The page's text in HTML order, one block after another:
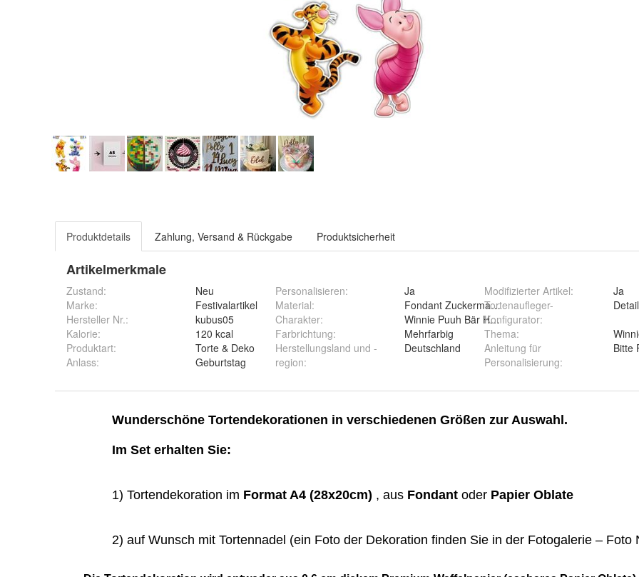
Produktdetails Zahlung, Versand & Rückgabe Produktsicherheit
Artikelmerkmale
Zustand:
Neu
Marke:
Festivalartikel
Hersteller Nr.:
kubus05
Kalorie:
120 kcal
Produktart:
Torte & Deko
Anlass: Geburtstag
Personalisieren:
Ja
Material:
Fondant Zuckermasse Oblate Zuckerpapier
Charakter:
Winnie Puuh Bär Honig Ferkel Tiger Kaninchen Esel
Farbrichtung:
Mehrfarbig
Herstellungsland und -
region:
Deutschland
Modifizierter Artikel:
Ja
Tortenaufleger-
Konfigurator:
Thema:
Anleitung für
Personalisierung:
Bitte